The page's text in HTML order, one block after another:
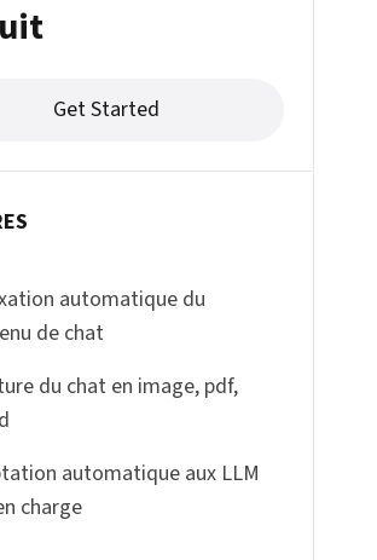
Get Started
automatique du
de chat
du chat en image, pdf,
automatique aux LLM
charge